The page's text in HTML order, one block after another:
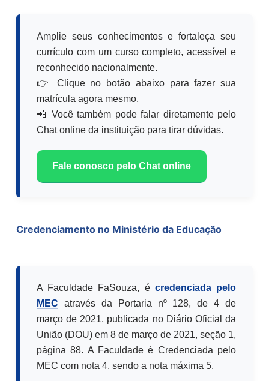
Amplie seus conhecimentos e fortaleça seu
currículo com um curso completo, acessível e
reconhecido nacionalmente.
👉 Clique no botão abaixo para fazer sua
matrícula agora mesmo.
📲 Você também pode falar diretamente pelo
Chat online da instituição para tirar dúvidas.
Fale conosco pelo Chat online
Credenciamento no Ministério da Educação
A Faculdade FaSouza, é credenciada pelo
MEC através da Portaria nº 128, de 4 de
março de 2021, publicada no Diário Oficial da
União (DOU) em 8 de março de 2021, seção 1,
página 88. A Faculdade é Credenciada pelo
MEC com nota 4, sendo a nota máxima 5.